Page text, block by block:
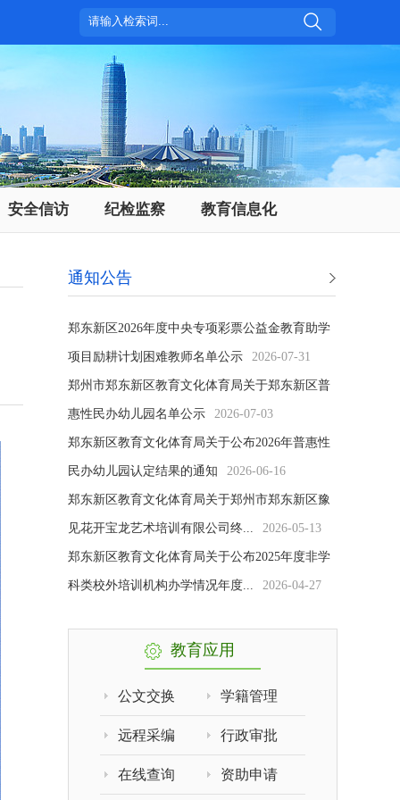
安全信访 纪检监察 教育信息化
通知公告
郑东新区2026年度中央专项彩票公益金教育助学
项目励耕计划困难教师名单公示 2026-07-31
郑州市郑东新区教育文化体育局关于郑东新区普
惠性民办幼儿园名单公示 2026-07-03
郑东新区教育文化体育局关于公布2026年普惠性
民办幼儿园认定结果的通知 2026-06-16
郑东新区教育文化体育局关于郑州市郑东新区豫
见花开宝龙艺术培训有限公司终... 2026-05-13
郑东新区教育文化体育局关于公布2025年度非学
科类校外培训机构办学情况年度... 2026-04-27
教育应用
公文交换 学籍管理
远程采编 行政审批
在线查询 资助申请